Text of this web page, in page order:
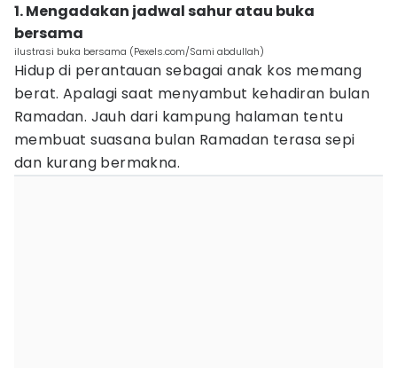
1. Mengadakan jadwal sahur atau buka
bersama
ilustrasi buka bersama (Pexels.com/Sami abdullah)
Hidup di perantauan sebagai anak kos memang
berat. Apalagi saat menyambut kehadiran bulan
Ramadan. Jauh dari kampung halaman tentu
membuat suasana bulan Ramadan terasa sepi
dan kurang bermakna.